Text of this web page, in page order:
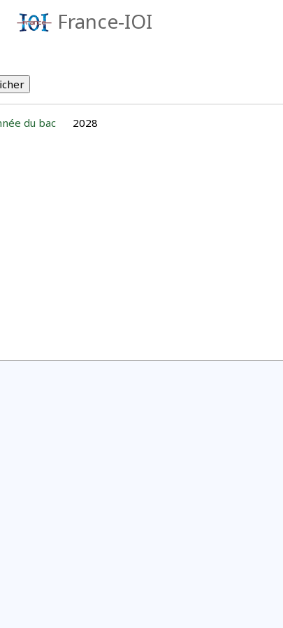
France-IOI
du bac 2028